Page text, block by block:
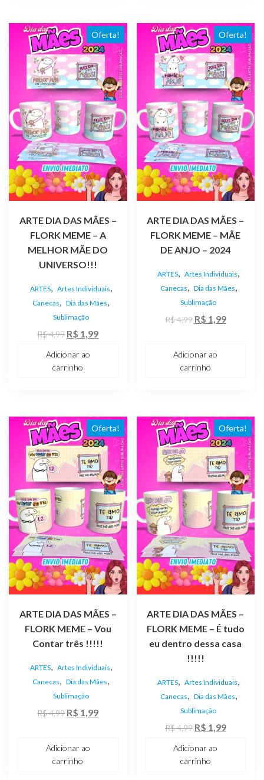
Oferta!
ARTE DIA DAS MÃES –
FLORK MEME – A
MELHOR MÃE DO
UNIVERSO!!!
ARTES, Artes Individuais,
Canecas, Dia das Mães,
Sublimação
R$4,99 O
original
R$ 1,99O
Adicionar ao
carrinho
Oferta!
ARTE DIA DAS MÃES –
FLORK MEME – MÃE
DE ANJO – 2024
ARTES, Artes Individuais,
Canecas, Dia das Mães,
Sublimação
R$4,99 O
era:
R$ 1,99O
Adicionar ao
carrinho
Oferta!
ARTE DIA DAS MÃES –
FLORK MEME – Vou
Contar três !!!!!
ARTES, Artes Individuais,
Canecas, Dia das Mães,
Sublimação
R$4,99 O
era:
R$ 1,99O
Adicionar ao
carrinho
Oferta!
ARTE DIA DAS MÃES –
FLORK MEME – É tudo
eu dentro dessa casa
!!!!!
ARTES, Artes Individuais,
Canecas, Dia das Mães,
Sublimação
R$4,99 O
original
R$ 1,99O
Adicionar ao
carrinho